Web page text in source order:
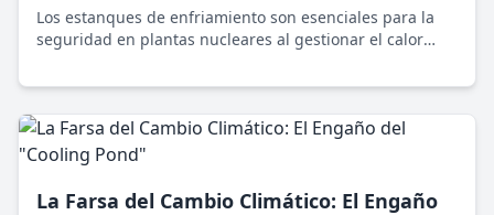
Los estanques de enfriamiento son esenciales para la
seguridad en plantas nucleares al gestionar el calor
en el debate sobre la energía nuclear y el medio
La Farsa del Cambio Climático: El Engaño